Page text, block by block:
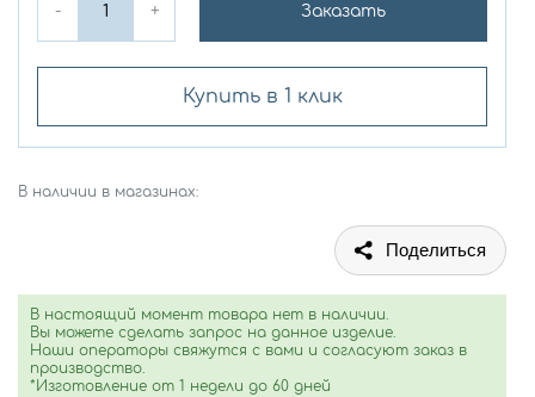
- + Заказать
Купить в 1 клик
В наличии в магазинах:
Поделиться
В настоящий момент товара нет в наличии.
Вы можете сделать запрос на данное изделие.
Наши операторы свяжутся с вами и согласуют заказ в
производство.
*Изготовление от 1 недели до 60 дней